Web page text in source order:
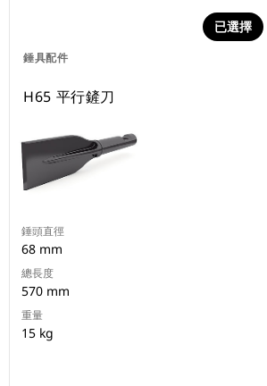
錘具配件
已選擇
H65 平行鏟刀
錘頭直徑
68 mm
總長度
570 mm
重量
15 kg